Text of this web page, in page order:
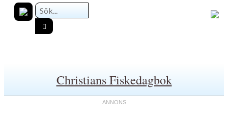
Christians Fiskedagbok